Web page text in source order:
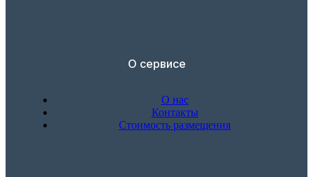
О сервисе
О нас
Контакты
Стоимость размещения